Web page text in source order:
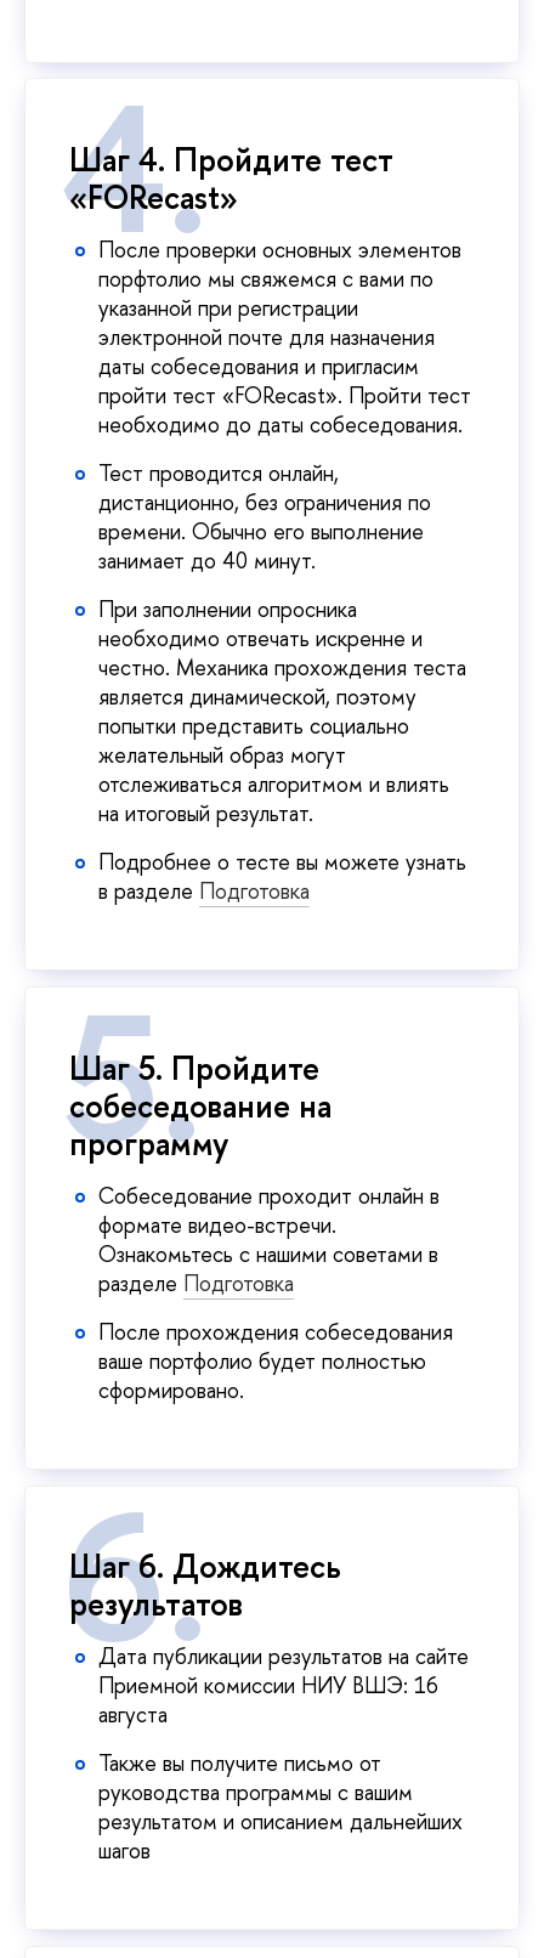
Шаг 4. Пройдите тест
«FORecast»
После проверки основных элементов
порфтолио мы свяжемся с вами по
указанной при регистрации
электронной почте для назначения
даты собеседования и пригласим
пройти тест «FORecast». Пройти тест
необходимо до даты собеседования.
Тест проводится онлайн,
дистанционно, без ограничения по
времени. Обычно его выполнение
занимает до 40 минут.
При заполнении опросника
необходимо отвечать искренне и
честно. Механика прохождения теста
является динамической, поэтому
попытки представить социально
желательный образ могут
отслеживаться алгоритмом и влиять
на итоговый результат.
Подробнее о тесте вы можете узнать
в разделе Подготовка
Шаг 5. Пройдите
собеседование на
программу
Собеседование проходит онлайн в
формате видео-встречи.
Ознакомьтесь с нашими советами в
разделе Подготовка
После прохождения собеседования
ваше портфолио будет полностью
сформировано.
Шаг 6. Дождитесь
результатов
Дата публикации результатов на сайте
Приемной комиссии НИУ ВШЭ: 16
августа
Также вы получите письмо от
руководства программы с вашим
результатом и описанием дальнейших
шагов